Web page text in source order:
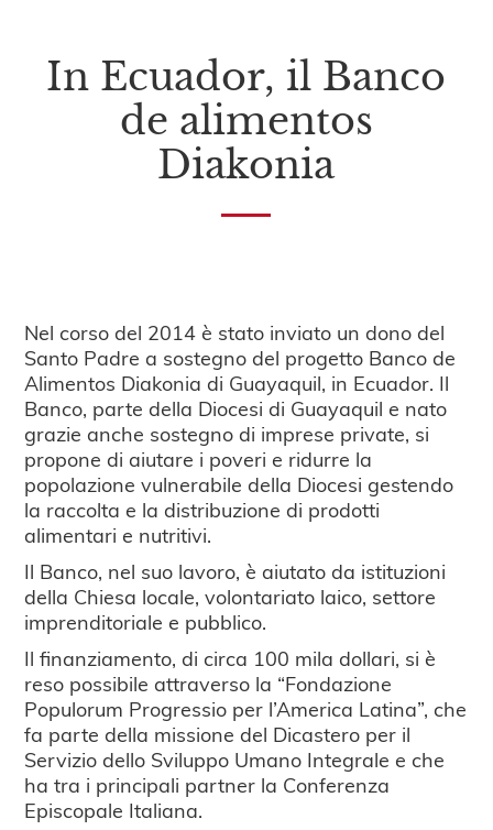
In Ecuador, il Banco
de alimentos
Diakonia
Nel corso del 2014 è stato inviato un dono del
Santo Padre a sostegno del progetto Banco de
Alimentos Diakonia di Guayaquil, in Ecuador. Il
Banco, parte della Diocesi di Guayaquil e nato
grazie anche sostegno di imprese private, si
propone di aiutare i poveri e ridurre la
popolazione vulnerabile della Diocesi gestendo
la raccolta e la distribuzione di prodotti
alimentari e nutritivi.
Il Banco, nel suo lavoro, è aiutato da istituzioni
della Chiesa locale, volontariato laico, settore
imprenditoriale e pubblico.
Il finanziamento, di circa 100 mila dollari, si è
reso possibile attraverso la “Fondazione
Populorum Progressio per l’America Latina”, che
fa parte della missione del Dicastero per il
Servizio dello Sviluppo Umano Integrale e che
ha tra i principali partner la Conferenza
Episcopale Italiana.